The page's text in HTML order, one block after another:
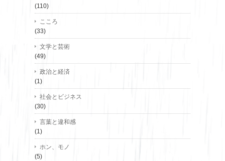
(110)
こころ
(33)
文学と芸術
(49)
政治と経済
(1)
社会とビジネス
(30)
言葉と違和感
(1)
ホン、モノ
(5)